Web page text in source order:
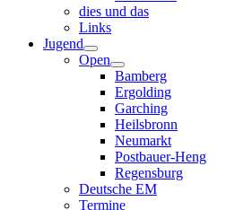
dies und das
Links
Jugend
Open
Bamberg
Ergolding
Garching
Heilsbronn
Neumarkt
Postbauer-Heng
Regensburg
Deutsche EM
Termine